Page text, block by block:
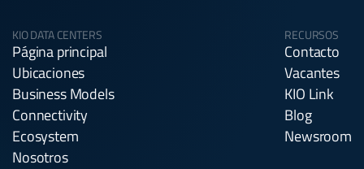
KIO DATA CENTERS
Página principal
Ubicaciones
Business Models
Connectivity
Ecosystem
Nosotros
RECURSOS
Contacto
Vacantes
KIO Link
Blog
Newsroom